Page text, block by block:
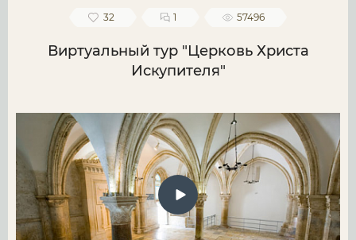
32 1 57496
Виртуальный тур "Церковь Христа
Искупителя"